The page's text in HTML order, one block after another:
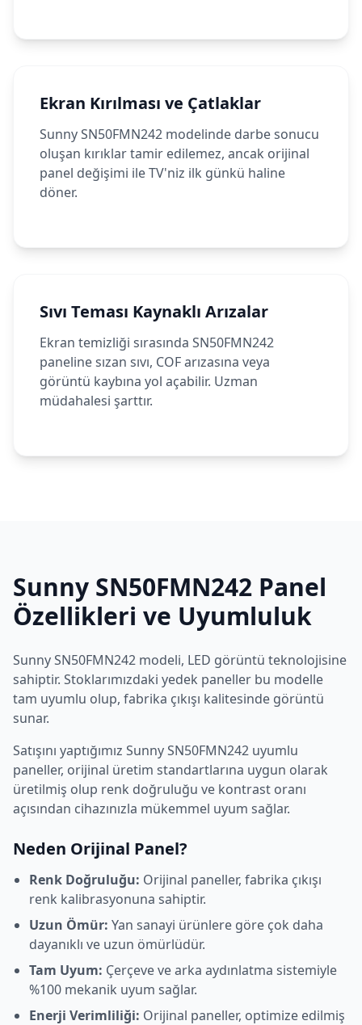
Ekran Kırılması ve Çatlaklar
Sunny SN50FMN242 modelinde darbe sonucu
oluşan kırıklar tamir edilemez, ancak orijinal
panel değişimi ile TV'niz ilk günkü haline
döner.
Sıvı Teması Kaynaklı Arızalar
Ekran temizliği sırasında SN50FMN242
paneline sızan sıvı, COF arızasına veya
görüntü kaybına yol açabilir. Uzman
müdahalesi şarttır.
Sunny SN50FMN242 Panel
Özellikleri ve Uyumluluk
SunnySN50FMN242 modeli, LED görüntü teknolojisine
sahiptir. Stoklarımızdaki yedek paneller bu modelle
tam uyumlu olup, fabrika çıkışı kalitesinde görüntü
sunar.
Satışını yaptığımız SunnySN50FMN242 uyumlu
paneller, orijinal üretim standartlarına uygun olarak
üretilmiş olup renk doğruluğu ve kontrast oranı
açısından cihazınızla mükemmel uyum sağlar.
Neden Orijinal Panel?
Renk Doğruluğu: Orijinal paneller, fabrika çıkışı
renk kalibrasyonuna sahiptir.
Uzun Ömür: Yan sanayi ürünlere göre çok daha
dayanıklı ve uzun ömürlüdür.
Tam Uyum: Çerçeve ve arka aydınlatma sistemiyle
%100 mekanik uyum sağlar.
Enerji Verimliliği: Orijinal paneller, optimize edilmiş